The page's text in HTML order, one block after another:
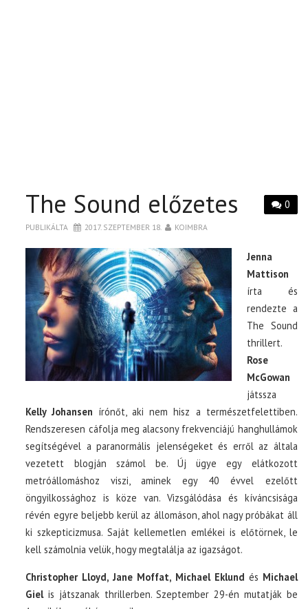
0
The Sound előzetes
PUBLIKÁLTA 2017. SZEPTEMBER 18. KOIMBRA
Jenna
Mattison
írta és
rendezte a
The Sound
thrillert.
Rose
McGowan
játssza
Kelly Johansen írónőt, aki nem hisz a természetfelettiben.
Rendszeresen cáfolja meg alacsony frekvenciájú hanghullámok
segítségével a paranormális jelenségeket és erről az általa
vezetett blogján számol be. Új ügye egy elátkozott
metróállomáshoz viszi, aminek egy 40 évvel ezelőtt
öngyilkossághoz is köze van. Vizsgálódása és kíváncsisága
révén egyre beljebb kerül az állomáson, ahol nagy próbákat áll
ki szkepticizmusa. Saját kellemetlen emlékei is előtörnek, le
kell számolnia velük, hogy megtalálja az igazságot.
Christopher Lloyd, Jane Moffat, Michael Eklund és Michael
Gielis játszanak thrillerben. Szeptember 29-én mutatják be